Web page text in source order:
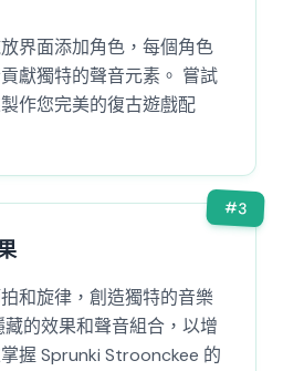
界面添加角色，每個角色
獻獨特的聲音元素。 嘗試
作您完美的復古遊戲配
#3
和旋律，創造獨特的音樂
的效果和聲音組合，以增
握 Sprunki Stroonckee 的